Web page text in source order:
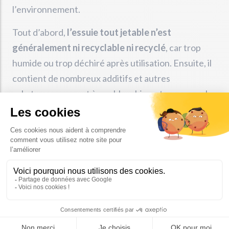
l’environnement.
Tout d’abord, l’essuie tout jetable n’est
généralement ni recyclable ni recyclé, car trop
humide ou trop déchiré après utilisation. Ensuite, il
contient de nombreux additifs et autres
substances servant à son blanchiment par exemple,
ou encore des azurants optiques et des agents de
La consommation de papier jetable est en partie
50 000 arbres sont coupés chaque jour dans le seul
but de produire des serviettes jetables. Cet
abattage n’est pas sans conséquence sur
l’environnement, et le bois, contrairement à ce que